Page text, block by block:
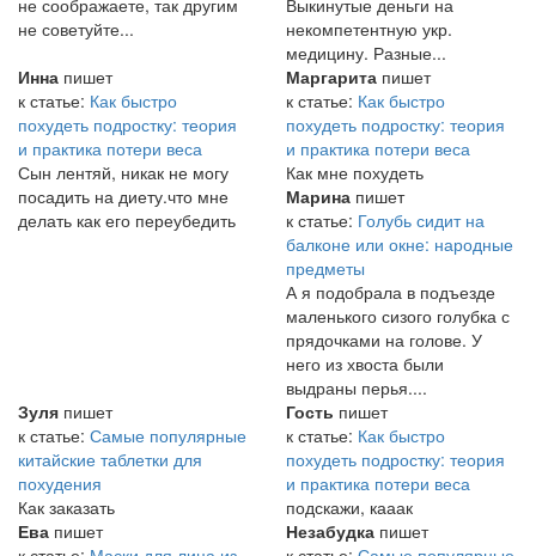
не соображаете, так другим
не советуйте...
Выкинутые деньги на
некомпетентную укр.
медицину. Разные...
Инна пишет
к статье: Как быстро
похудеть подростку: теория
и практика потери веса
Сын лентяй, никак не могу
посадить на диету.что мне
делать как его переубедить
Маргарита пишет
к статье: Как быстро
похудеть подростку: теория
и практика потери веса
Как мне похудеть
Марина пишет
к статье: Голубь сидит на
балконе или окне: народные
предметы
А я подобрала в подъезде
маленького сизого голубка с
прядочками на голове. У
него из хвоста были
выдраны перья....
Зуля пишет
к статье: Самые популярные
китайские таблетки для
похудения
Как заказать
Гость пишет
к статье: Как быстро
похудеть подростку: теория
и практика потери веса
подскажи, кааак
Ева пишет
Незабудка пишет